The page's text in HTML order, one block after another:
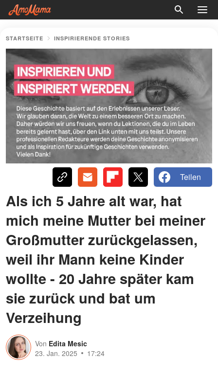
STARTSEITE INSPIRIERENDE STORIES
Teilen
Als ich 5 Jahre alt war, hat
mich meine Mutter bei meiner
Großmutter zurückgelassen,
weil ihr Mann keine Kinder
wollte - 20 Jahre später kam
sie zurück und bat um
Verzeihung
Von Edita Mesic
23. Jan. 2025
17:24